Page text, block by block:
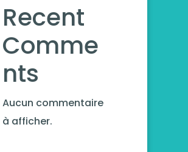
Recent
Comme
nts
Aucun commentaire
à afficher.